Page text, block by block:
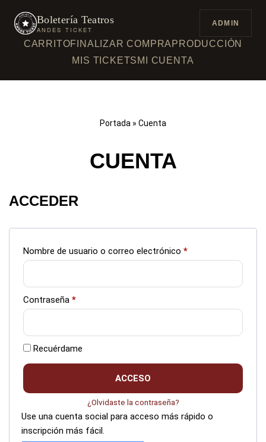
SALTAR
Boletería Teatros
ANDES TICKET
CARRITOFINALIZAR COMPRA PRODUCCIÓN
MIS TICKETS MI CUENTA
ADMIN
Portada » Cuenta
CUENTA
ACCEDER
Nombre de usuario o correo electrónico *
Contraseña *
Recuérdame
ACCESO
¿Olvidaste la contraseña?
Use una cuenta social para acceso más rápido o
inscripción más fácil.